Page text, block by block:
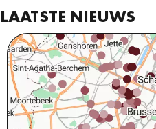
LAATSTE NIEUWS